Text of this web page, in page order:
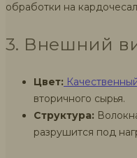
обработки на
3. Внешний
Цвет:
вторичного сырья.
Структура:
разрушится под